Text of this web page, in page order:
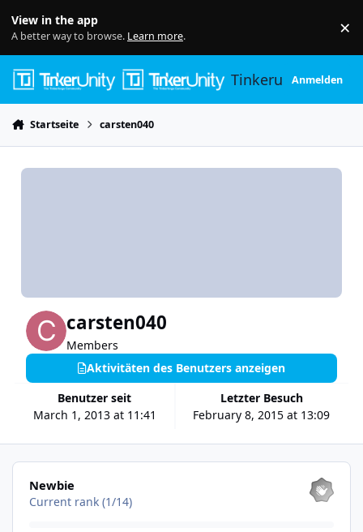
View in the app
A better way to browse. Learn more. ×
TinkerunityAnmelden
Startseite carsten040
carsten040
Members
Benutzer seit
March 1, 2013 at 11:41
Letzter Besuch
February 8, 2015 at 13:09
Aktivitäten des Benutzers anzeigen
Alle anzeigen
Newbie
Current rank (1/14)